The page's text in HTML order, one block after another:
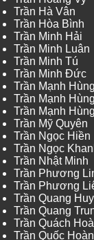
Trần Hà Vân
Trần Hòa Bình
Trần Minh Hải
Trần Minh Luân
Trần Minh Tú
Trần Minh Đức
Trần Mạnh Hùng
Trần Mạnh Hùng
Trần Mạnh Hùng
Trần Mỹ Quyên
Trần Ngọc Hiền
Trần Ngọc
Trần Nhật Minh
Trần Phương
Trần Phương
Trần Quang Huy
Trần Quang
Trần Quách
Trần Quốc Hoàn